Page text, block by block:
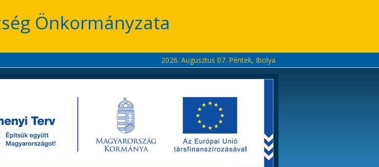
Önkormányzata
2026. Augusztus 07. Péntek, Ibolya